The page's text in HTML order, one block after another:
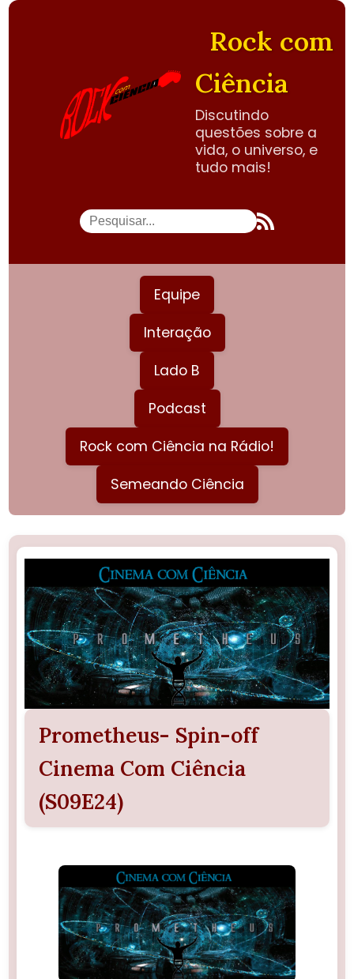
Rock com
Ciência
Discutindo
questões sobre a
vida, o universo, e
tudo mais!
Equipe
Interação
Lado B
Podcast
Rock com Ciência na Rádio!
Semeando Ciência
Prometheus- Spin-off
Cinema Com Ciência
(S09E24)